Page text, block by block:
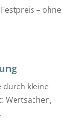
– ohne
durch kleine
Wertsachen,